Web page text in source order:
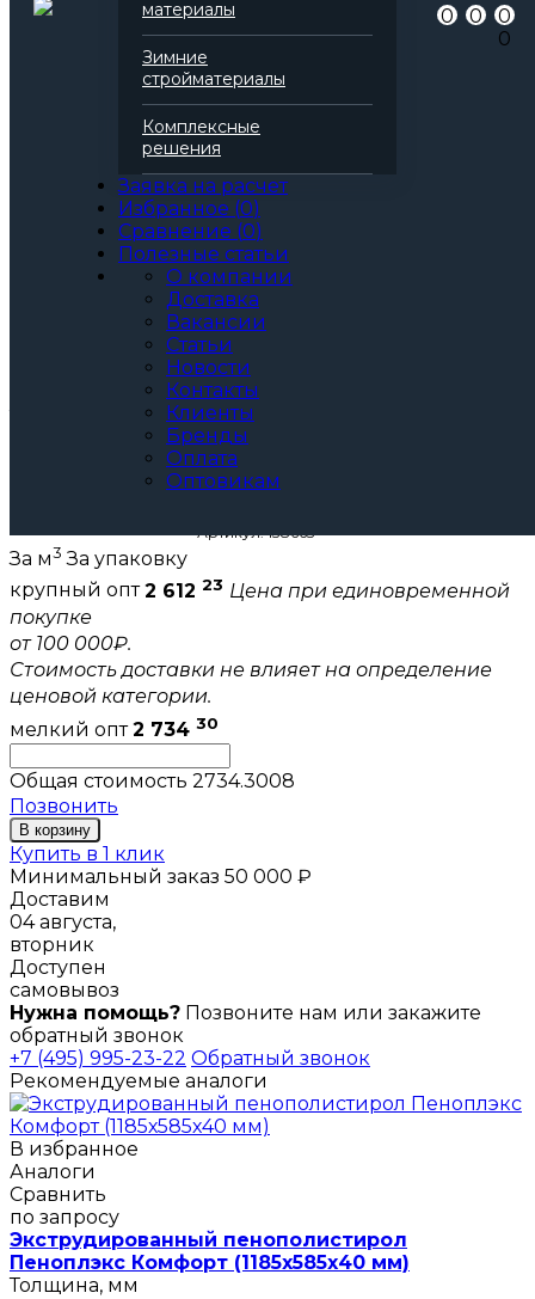
материалы
Зимние
стройматериалы
Комплексные
решения
Заявка на расчет
Избранное (0)
Сравнение (0)
Полезные статьи
О компании
Доставка
Вакансии
Статьи
Новости
Контакты
Клиенты
Бренды
Оплата
Оптовикам
0 0
0
0
Добавить в избранное
Добавить в сравнение
138663
Технониколь
Carbon
Экструдированный пенополистирол
Количество в упаковке (м2) 6,84 м2
Область применения для балкона
для стен
для фасада
для пола
для бани
для перекрытий
для фундамента
для бассейна
Все характеристики
Артикул: 138663
За м3 За упаковку
крупный опт 2 612 23 Цена при единовременной
покупке
от 100 000₽.
Стоимость доставки не влияет на определение
ценовой категории.
мелкий опт 2 734 30
Общая стоимость 2734.3008
Позвонить
В корзину
Купить в 1 клик
Минимальный заказ 50 000 ₽
Доставим
04 августа,
вторник
Доступен
самовывоз
Нужна помощь? Позвоните нам или закажите
обратный звонок
+7 (495) 995-23-22 Обратный звонок
Рекомендуемые аналоги
В избранное
Аналоги
Сравнить
по запросу
Экструдированный пенополистирол
Пеноплэкс Комфорт (1185х585х40 мм)
Толщина, мм